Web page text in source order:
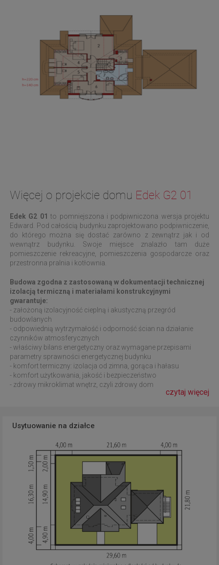
Więcej o projekcie domu Edek G2 01
Edek G2 01 to pomniejszona i podpiwniczona wersja projektu
Edward. Pod całością budynku zaprojektowano podpiwniczenie,
do którego można się dostać zarówno z zewnątrz jak i od
wewnątrz budynku. Swoje miejsce znalazło tam duże
pomieszczenie rekreacyjne, pomieszczenia gospodarcze oraz
przestronna pralnia i kotłownia.
Budowa zgodna z zastosowaną w dokumentacji technicznej
izolacją termiczną i materiałami konstrukcyjnymi
gwarantuje:
- założoną izolacyjność cieplną i akustyczną przegród
budowlanych
- odpowiednią wytrzymałość i odporność ścian na działanie
czynników atmosferycznych
- właściwy bilans energetyczny oraz wymagane przepisami
parametry sprawności energetycznej budynku
- komfort termiczny: izolacja od zimna, gorąca i hałasu
- komfort użytkowania, jakość i bezpieczeństwo
- zdrowy mikroklimat wnętrz, czyli zdrowy dom
czytaj więcej
Usytuowanie na działce